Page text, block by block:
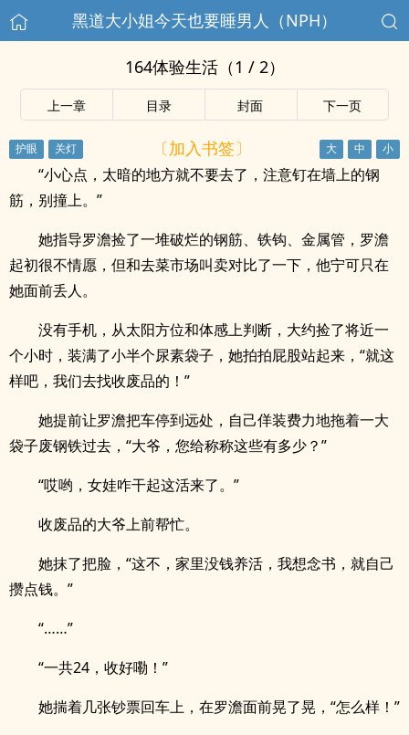
黑道大小姐今天也要睡男人（NPH）
164体验生活（1 / 2）
上一章 目录 封面 下一页
〔加入书签〕
“小心点，太暗的地方就不要去了，注意钉在墙上的钢
筋，别撞上。”
她指导罗澹捡了一堆破烂的钢筋、铁钩、金属管，罗澹
起初很不情愿，但和去菜市场叫卖对比了一下，他宁可只在
她面前丢人。
没有手机，从太阳方位和体感上判断，大约捡了将近一
个小时，装满了小半个尿素袋子，她拍拍屁股站起来，“就这
样吧，我们去找收废品的！”
她提前让罗澹把车停到远处，自己佯装费力地拖着一大
袋子废钢铁过去，“大爷，您给称称这些有多少？”
“哎哟，女娃咋干起这活来了。”
收废品的大爷上前帮忙。
她抹了把脸，“这不，家里没钱养活，我想念书，就自己
攒点钱。”
“……”
“一共24，收好嘞！”
她揣着几张钞票回车上，在罗澹面前晃了晃，“怎么样！”